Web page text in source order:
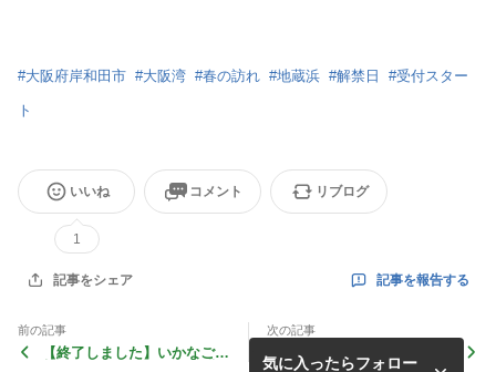
#大阪府岸和田市 #大阪湾 #春の訪れ #地蔵浜 #解禁日 #受付スター
ト
いいね
1
コメント リブログ
記事をシェア 記事を報告する
前の記事
【終了しました】いかなご解
次の記事
【終了しました】いかなご解
禁！2021年の生いかなご購
気に入ったらフォロー